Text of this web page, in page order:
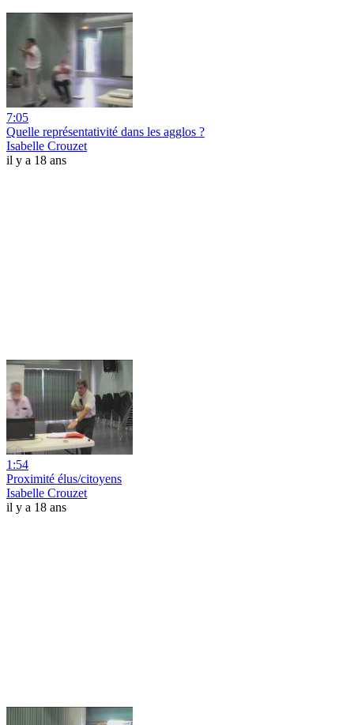
7:05
Quelle représentativité dans les agglos ?
Isabelle Crouzet
il y a 18 ans
1:54
Proximité élus/citoyens
Isabelle Crouzet
il y a 18 ans